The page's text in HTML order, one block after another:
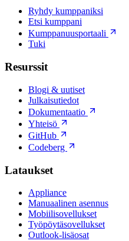
Ryhdy kumppaniksi
Etsi kumppani
Kumppanuusportaali
Tuki
Resurssit
Blogi & uutiset
Julkaisutiedot
Dokumentaatio
Yhteisö
GitHub
Codeberg
Lataukset
Appliance
Manuaalinen asennus
Mobiilisovellukset
Työpöytäsovellukset
Outlook-lisäosat